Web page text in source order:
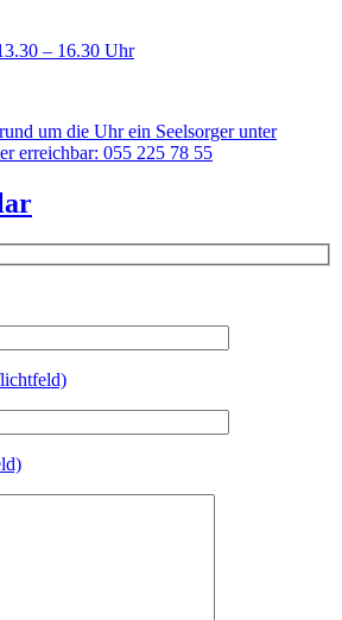
– 16.30 Uhr
um die Uhr ein Seelsorger unter
erreichbar: 055 225 78 55